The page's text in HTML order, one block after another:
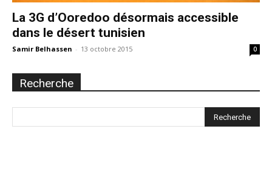
La 3G d’Ooredoo désormais accessible
dans le désert tunisien
Samir Belhassen - 13 octobre 2015 0
Recherche